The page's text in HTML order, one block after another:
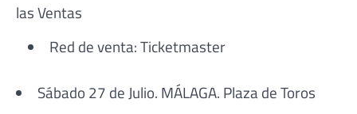
las Ventas
Red de venta: Ticketmaster
Sábado 27 de Julio. MÁLAGA. Plaza de Toros